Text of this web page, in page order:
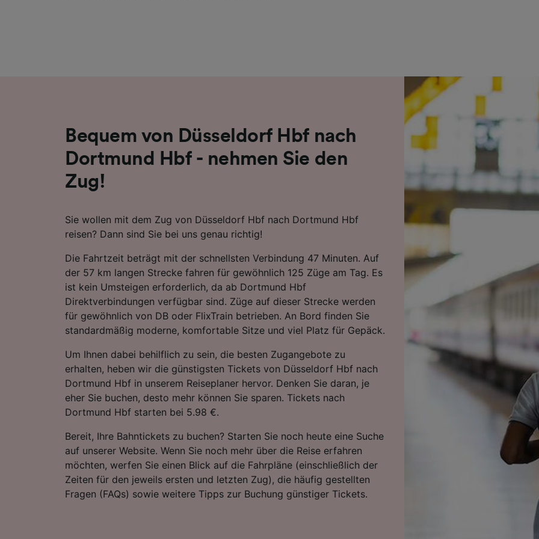
Bequem von Düsseldorf Hbf nach
Dortmund Hbf - nehmen Sie den
Zug!
Sie wollen mit dem Zug von Düsseldorf Hbf nach Dortmund Hbf
reisen? Dann sind Sie bei uns genau richtig!
Die Fahrtzeit beträgt mit der schnellsten Verbindung 47 Minuten. Auf
der 57 km langen Strecke fahren für gewöhnlich 125 Züge am Tag. Es
ist kein Umsteigen erforderlich, da ab Dortmund Hbf
Direktverbindungen verfügbar sind. Züge auf dieser Strecke werden
für gewöhnlich von DB oder FlixTrain betrieben. An Bord finden Sie
standardmäßig moderne, komfortable Sitze und viel Platz für Gepäck.
Um Ihnen dabei behilflich zu sein, die besten Zugangebote zu
erhalten, heben wir die günstigsten Tickets von Düsseldorf Hbf nach
Dortmund Hbf in unserem Reiseplaner hervor. Denken Sie daran, je
eher Sie buchen, desto mehr können Sie sparen. Tickets nach
Dortmund Hbf starten bei 5.98 €.
Bereit, Ihre Bahntickets zu buchen? Starten Sie noch heute eine Suche
auf unserer Website. Wenn Sie noch mehr über die Reise erfahren
möchten, werfen Sie einen Blick auf die Fahrpläne (einschließlich der
Zeiten für den jeweils ersten und letzten Zug), die häufig gestellten
Fragen (FAQs) sowie weitere Tipps zur Buchung günstiger Tickets.